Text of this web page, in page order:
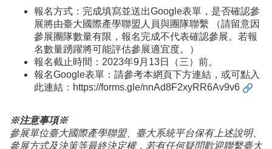
報名方式：完成填寫並送出Google表單，是否確認參
展將由臺大國際產學聯盟人員與團隊聯繫 （請留意因
參展團隊數量有限，報名完成不代表確認參展。若報
名數量踴躍將可能評估參展適宜度。）
報名截止時間：2023年9月13日（三）前。
報名Google表單：請參考本網頁下方連結，或可點入
此連結： https://forms.gle/nnAd8F2xyRR6Av9v6
※注意事項※
參展單位臺大國際產學聯盟、臺大系統平台保有上述說明、
參展方式及決策等最終決定權，若有任何疑問歡迎聯繫臺大